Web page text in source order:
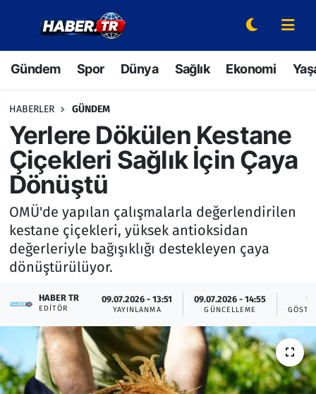
Gündem Spor Dünya Sağlık Ekonomi
HABERLER GÜNDEM
Yerlere Dökülen Kestane
Çiçekleri Sağlık İçin Çaya
Dönüştü
OMÜ'de yapılan çalışmalarla değerlendirilen
kestane çiçekleri, yüksek antioksidan
değerleriyle bağışıklığı destekleyen çaya
dönüştürülüyor.
HABER TR
EDITÖR
09.07.2026 - 13:51
YAYINLANMA
09.07.2026 - 14:55
GÜNCELLEME
1
Gündem
Spor
Dünya
Sağlık
Ekonomi
Yaşam
Hava Durumu
Bilim ve Teknoloji
Çevre & Doğa
Eğitim
Hava Durumu
Trafik Durumu
Süper Lig Puan Durumu ve Fikstür
Tüm Manşetler
Son Dakika Haberleri
Haber Arşivi